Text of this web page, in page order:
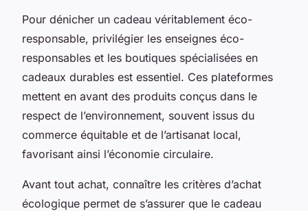
Pour dénicher un cadeau véritablement éco-
responsable, privilégier les enseignes éco-
responsables et les boutiques spécialisées en
cadeaux durables est essentiel. Ces plateformes
mettent en avant des produits conçus dans le
respect de l’environnement, souvent issus du
commerce équitable et de l’artisanat local,
favorisant ainsi l’économie circulaire.
Avant tout achat, connaître les critères d’achat
écologique permet de s’assurer que le cadeau